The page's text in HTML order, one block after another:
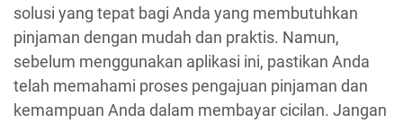
solusi yang tepat bagi Anda yang membutuhkan
pinjaman dengan mudah dan praktis. Namun,
sebelum menggunakan aplikasi ini, pastikan Anda
telah memahami proses pengajuan pinjaman dan
kemampuan Anda dalam membayar cicilan. Jangan